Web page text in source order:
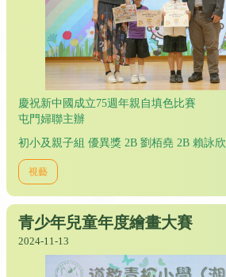
慶祝新中國成立75週年親自填色比賽
屯門婦聯主辦
初小及親子組 優異獎 2B 劉栢堯 2B 賴詠欣
視藝
青少年兒童年度繪畫大賽
2024-11-13